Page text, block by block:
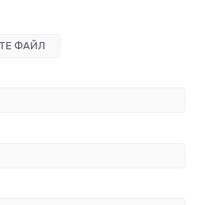
ФАЙЛ